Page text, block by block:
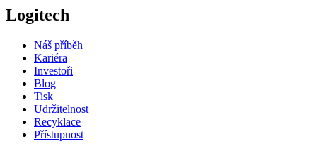
Logitech
Náš příběh
Kariéra
Investoři
Blog
Tisk
Udržitelnost
Recyklace
Přístupnost